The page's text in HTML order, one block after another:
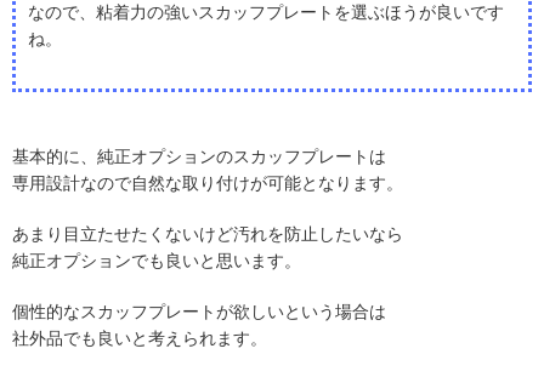
なので、粘着力の強いスカッフプレートを選ぶほうが良いです
ね。
基本的に、純正オプションのスカッフプレートは
専用設計なので自然な取り付けが可能となります。
あまり目立たせたくないけど汚れを防止したいなら
純正オプションでも良いと思います。
個性的なスカッフプレートが欲しいという場合は
社外品でも良いと考えられます。